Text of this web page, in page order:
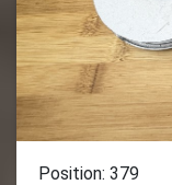
Position: 379